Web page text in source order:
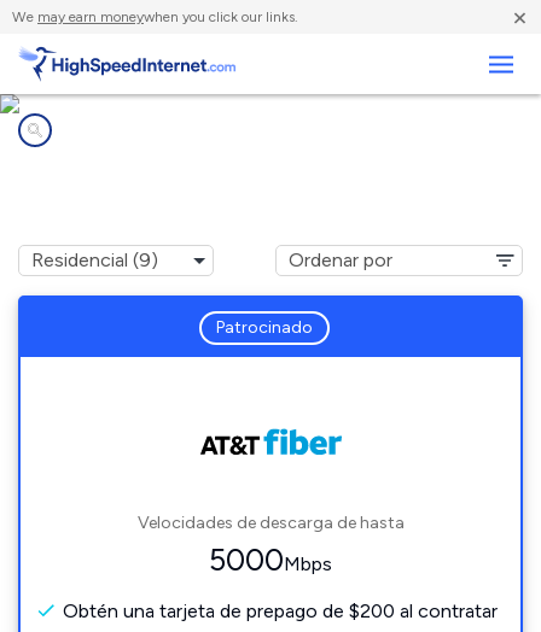
We may earn moneywhen you click our links. ×
Patrocinado
Velocidades de descarga de hasta
5000Mbps
Obtén una tarjeta de prepago de $200 al contratar